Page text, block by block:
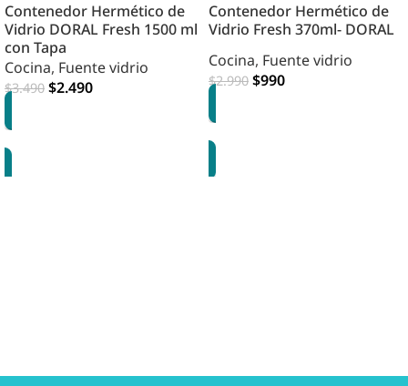
Contenedor Hermético de
Vidrio DORAL Fresh 1500 ml
con Tapa
Cocina, Fuente vidrio
$3.490 $2.490
Contenedor Hermético de
Vidrio Fresh 370ml- DORAL
Cocina, Fuente vidrio
$2.990 $990